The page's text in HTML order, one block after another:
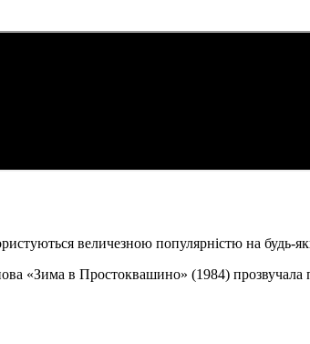
величезною популярністю на
«Зима в Простоквашино» (1984) прозвучала